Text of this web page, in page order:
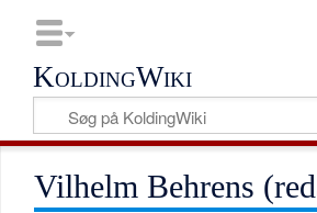
KoldingWiki
Vilhelm Behrens